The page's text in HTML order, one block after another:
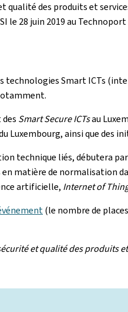
des produits et
28 juin 2019 au Technoport
technologies Smart ICTs
Smart Secure ICTsau
ainsi que des
technique liés, débutera
matière de normalisation
artificielle, Internet of
(le nombre de
et qualité des produits et